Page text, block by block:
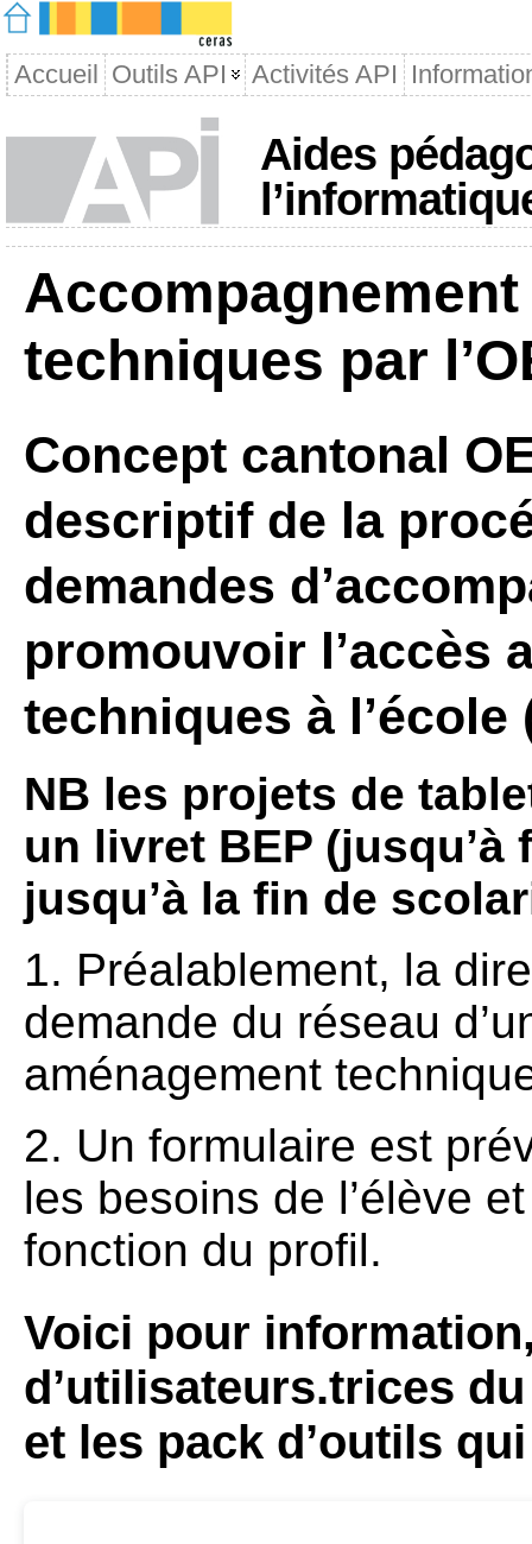
Accueil Outils API Activités API
Aides
techniques par
Concept cantonal
descriptif de la
demandes
promouvoir l’accès
techniques à l’école
NB les projets de
un livret BEP
jusqu’à la fin de
1. Préalablement, la
demande du réseau
aménagement
2. Un formulaire est
les besoins de l’élève
fonction du profil.
Voici pour
d’utilisateurs.trices
et les pack d’outils